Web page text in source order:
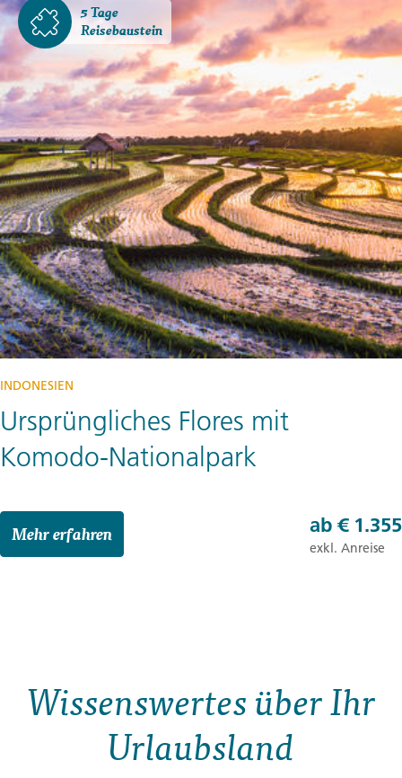
5 Tage
Reisebaustein
INDONESIEN
Ursprüngliches Flores mit
Komodo-Nationalpark
Mehr erfahren ab € 1.355
exkl. Anreise
Wissenswertes über Ihr
Urlaubsland